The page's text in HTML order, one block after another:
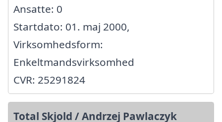
Ansatte: 0
Startdato: 01. maj 2000,
Virksomhedsform:
Enkeltmandsvirksomhed
CVR: 25291824
Total Skjold / Andrzej Pawlaczyk